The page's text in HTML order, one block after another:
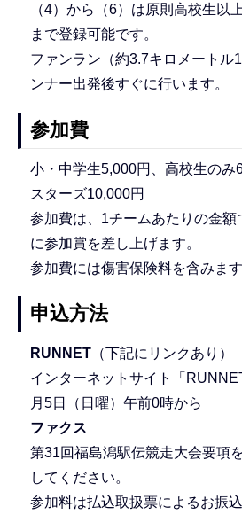
（4）から（6）は原則高校生以
まで登録可能です。
ファンラン（約3.7キロメートル
ンナー出発後すぐに行います。
参加費
小・中学生5,000円、高校生のみ
スターズ10,000円
参加費は、1チームあたりの金額
に参加賞を差し上げます。
参加費には傷害保険料を含みます
申込方法
RUNNET（下記にリンクあり）
インターネットサイト「
月5日（日曜）午前0時から
ファクス
第31回福島潟駅伝競走大会要項
してください。
参加料は払込取扱票によるお振